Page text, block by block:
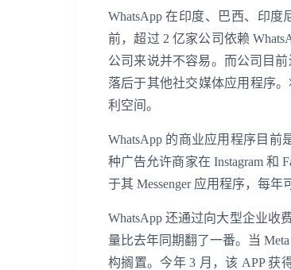
WhatsApp 在印度、巴西、印
前，超过 2 亿家公司依赖
公司来说并不容易。而公司目前
落后于其他社交媒体应用程序
利空间。
WhatsApp 的商业应用程序目前
种广告允许商家在 Instagram 和
于其 Messenger 应用程序，每年
WhatsApp 还通过向大型企业收
量比去年同期翻了一番。当
构搁置。今年 3 月，该 APP 获